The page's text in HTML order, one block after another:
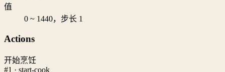
值
0 ~ 1440，步长 1
Actions
开始烹饪
#1 · start-cook